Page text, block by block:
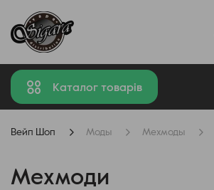
Каталог товарів
Вейп Шоп Моды Мехмоды
Мехмоди